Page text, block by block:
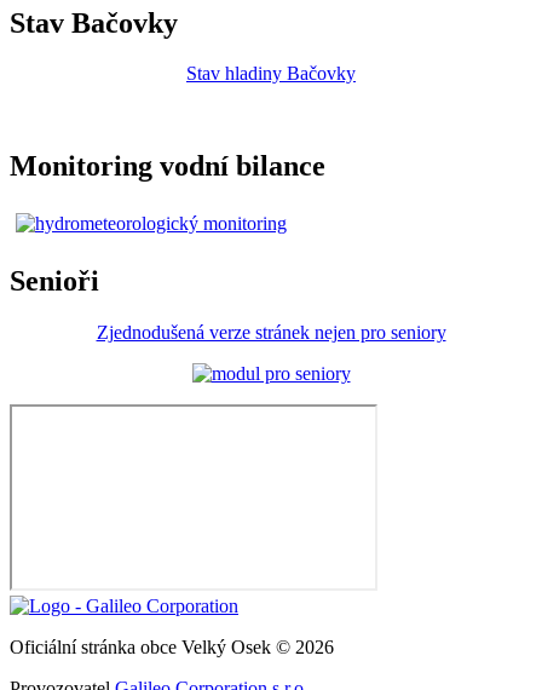
Stav Bačovky
Stav hladiny Bačovky
Monitoring vodní bilance
Senioři
Zjednodušená verze stránek nejen pro seniory
Oficiální stránka obce Velký Osek © 2026